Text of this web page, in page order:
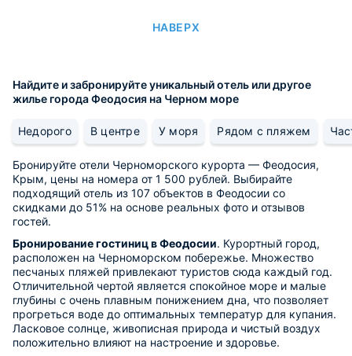
НАВЕРХ
Найдите и забронируйте уникальный отель или другое
жилье города Феодосия на Черном море
Недорого В центре У моря Рядом с пляжем
Бронируйте отели Черноморского курорта — Феодосия,
Крым, цены на номера от 1 500 рублей. Выбирайте
подходящий отель из 107 объектов в Феодосии со
скидками до 51% на основе реальных фото и отзывов
гостей.
Бронирование гостиниц в Феодосии. Курортный город,
расположен на Черноморском побережье. Множество
песчаных пляжей привлекают туристов сюда каждый год.
Отличительной чертой является спокойное море и малые
глубины с очень плавным понижением дна, что позволяет
прогреться воде до оптимальных температур для купания.
Ласковое солнце, живописная природа и чистый воздух
положительно влияют на настроение и здоровье.